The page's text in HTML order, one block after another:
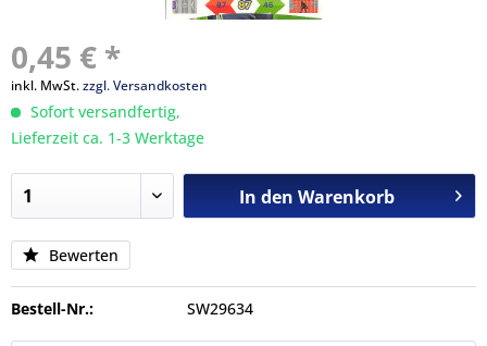
0,45 € *
inkl. MwSt.zzgl. Versandkosten
Sofort versandfertig,
Lieferzeit ca. 1-3 Werktage
In den Warenkorb
Bewerten
Bestell-Nr.: SW29634